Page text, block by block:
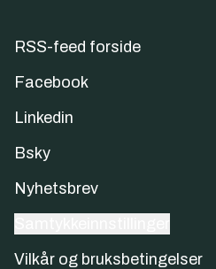
RSS-feed forside
Facebook
Linkedin
Bsky
Nyhetsbrev
Vilkår og bruksbetingelser